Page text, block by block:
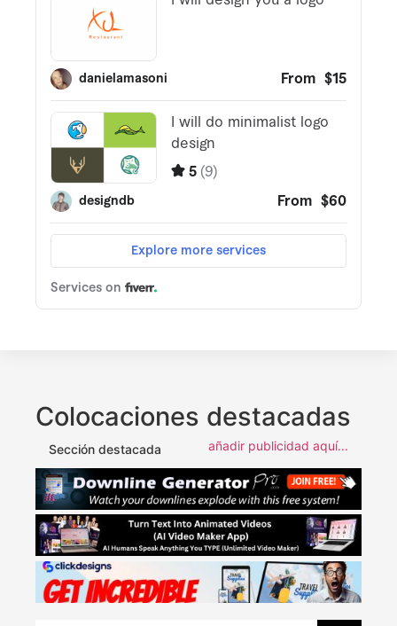
Colocaciones destacadas
Sección destacada añadir publicidad aquí...